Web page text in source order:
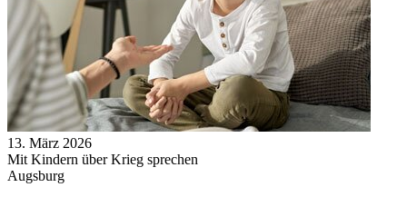
13. März 2026
Mit Kindern über Krieg sprechen
Augsburg